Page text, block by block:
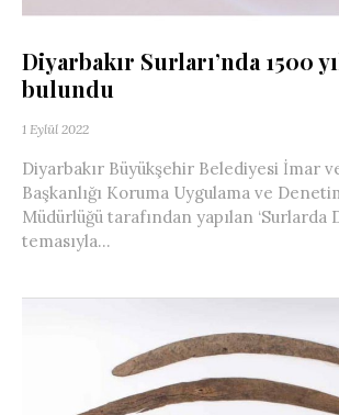
Diyarbakır Surları’nda 1500
bulundu
1 Eylül 2022
Diyarbakır Büyükşehir Belediyesi İmar
Başkanlığı Koruma Uygulama ve
Müdürlüğü tarafından yapılan ‘Surlarda
temasıyla...